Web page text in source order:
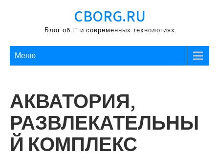
содержимому
CBORG.RU
Блог об IT и современных технологиях
Меню
АКВАТОРИЯ,
РАЗВЛЕКАТЕЛЬНЫ
Й КОМПЛЕКС